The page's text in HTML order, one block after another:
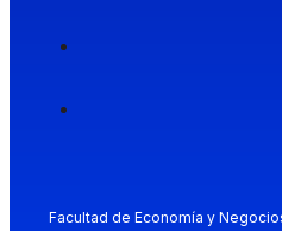
Facultad de Economía y